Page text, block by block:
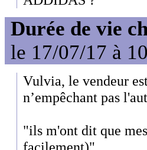
Durée de vie
le 17/07/17 à
Vulvia, le vendeur
n’empêchant pas
"ils m'ont dit que
facilement)"